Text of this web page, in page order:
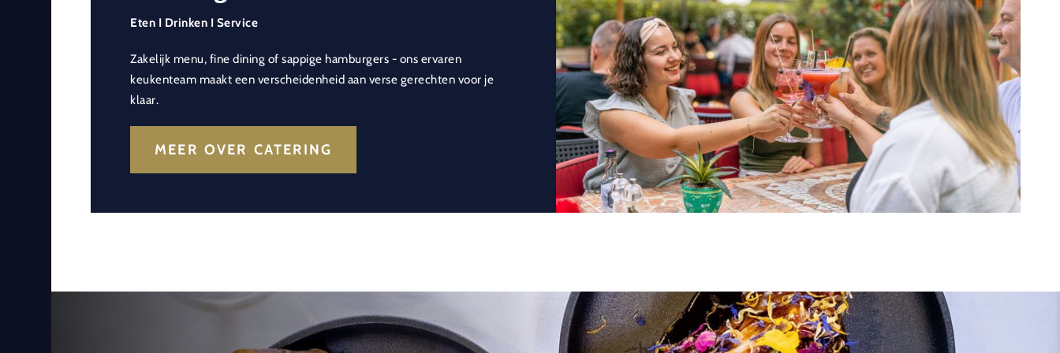
Eten I Drinken I Service
Zakelijk menu, fine dining of sappige hamburgers - ons ervaren
keukenteam maakt een verscheidenheid aan verse gerechten voor je
klaar.
MEER OVER CATERING